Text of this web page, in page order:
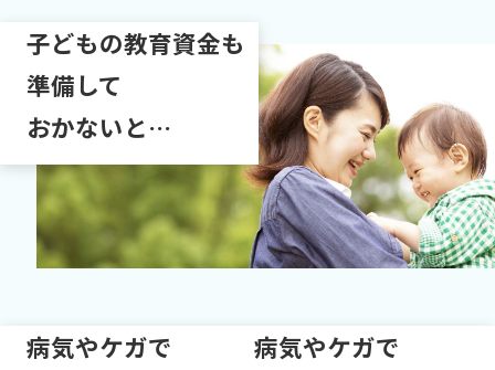
子どもの教育資金も
準備して
おかないと…
病気やケガで
病気やケガで